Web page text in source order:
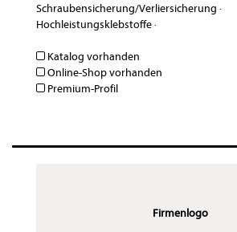
Schraubensicherung/Verliersicherung ·
Hochleistungsklebstoffe·
Katalog vorhanden
Online-Shop vorhanden
Premium-Profil
Firmenlogo